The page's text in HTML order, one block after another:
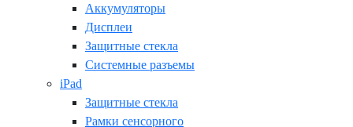
Аккумуляторы
Дисплеи
Защитные стекла
Системные разъемы
iPad
Защитные стекла
Рамки сенсорного